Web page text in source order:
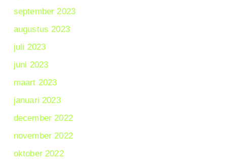
september 2023
augustus 2023
juli 2023
juni 2023
maart 2023
januari 2023
december 2022
november 2022
oktober 2022